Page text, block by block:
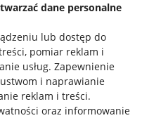
dane personalne
lub dostęp do
pomiar reklam i
usług. Zapewnienie
i naprawianie
reklam i treści.
oraz informowanie